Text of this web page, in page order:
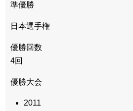
準優勝
日本選手権
優勝回数
4回
優勝大会
2011